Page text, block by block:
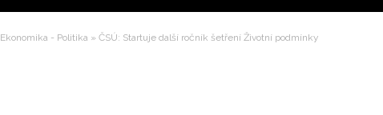
Ekonomika - Politika » ČSÚ: Startuje další ročník šetření Životní podmínky